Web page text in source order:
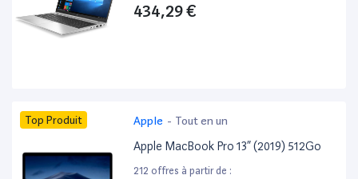
434,29 €
Top Produit Apple - Tout en un
Apple MacBook Pro 13” (2019) 512Go
212 offres à partir de :